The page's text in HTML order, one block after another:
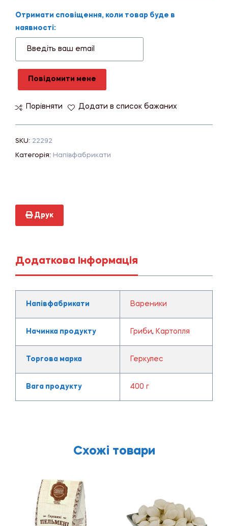
Отримати сповіщення, коли товар буде в
наявності:
Повідомити мене
Порівняти Додати в список бажаних
SKU: 22292
Категорія: Напівфабрикати
Друк
Додаткова Інформація
Напівфабрикати Вареники
Начинка продукту Гриби, Картопля
Торгова марка Геркулес
Вага продукту 400 г
Схожі товари